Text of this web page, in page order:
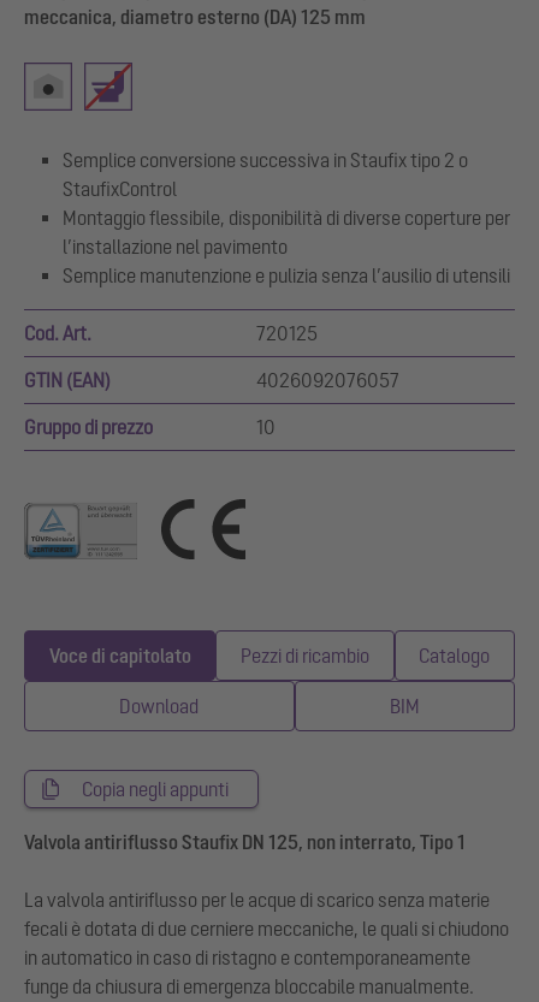
meccanica, diametro esterno (DA) 125 mm
Semplice conversione successiva in Staufix tipo 2 o
StaufixControl
Montaggio flessibile, disponibilità di diverse coperture per
l’installazione nel pavimento
Semplice manutenzione e pulizia senza l’ausilio di utensili
Cod. Art. 720125
GTIN (EAN) 4026092076057
Gruppo di prezzo 10
Voce di capitolato Pezzi di ricambio Catalogo
Download BIM
Copia negli appunti
Valvola antiriflusso Staufix DN 125, non interrato, Tipo 1
La valvola antiriflusso per le acque di scarico senza materie
fecali è dotata di due cerniere meccaniche, le quali si chiudono
in automatico in caso di ristagno e contemporaneamente
funge da chiusura di emergenza bloccabile manualmente.